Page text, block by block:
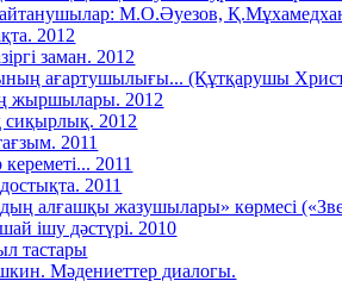
М.О.Әуезов,
2012
заман. 2012
ағартушылығы... (Құтқарушы
жыршылары. 2012
2012
2011
2011
2011
алғашқы жазушылары» көрмесі
ішу дәстүрі. 2010
тастары
Мәдениеттер диалогы.